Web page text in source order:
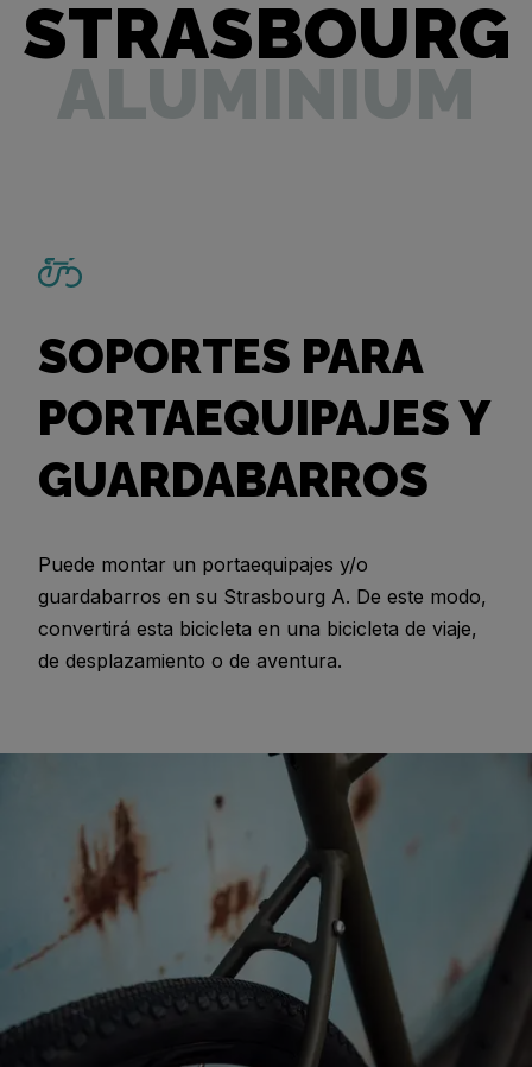
STRASBOURG
ALUMINIUM
SOPORTES PARA
PORTAEQUIPAJES Y
GUARDABARROS
Puede montar un portaequipajes y/o
guardabarros en su Strasbourg A. De este modo,
convertirá esta bicicleta en una bicicleta de viaje,
de desplazamiento o de aventura.